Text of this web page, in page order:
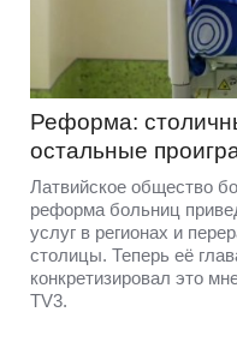
Реформа:
остальные
Латвийское общество
реформа больниц
услуг в регионах и
столицы. Теперь её
конкретизировал это
TV3.